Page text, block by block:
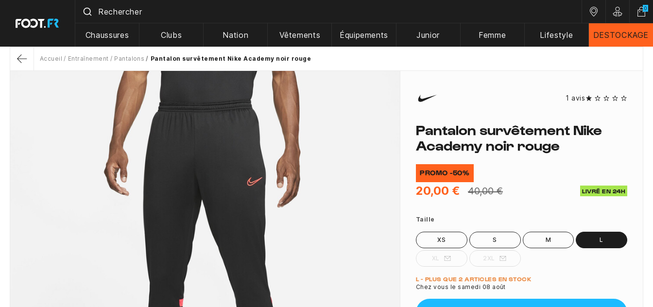
Nos magasins
Customer
0
Chaussures Clubs Nation Vêtements Équipements Junior Femme Lifestyle DESTOCKAGE
Accueil Entraînement Pantalons Pantalon survêtement Nike Academy noir rouge
1 avis
Pantalon survêtement Nike
Academy noir rouge
PROMO -50%
20,00 € 40,00 € LIVRÉ EN 24H
Taille
XS S M L
XL 2XL
Quantité
L - PLUS QUE 2 ARTICLES EN STOCK
Chez vous le samedi 08 août